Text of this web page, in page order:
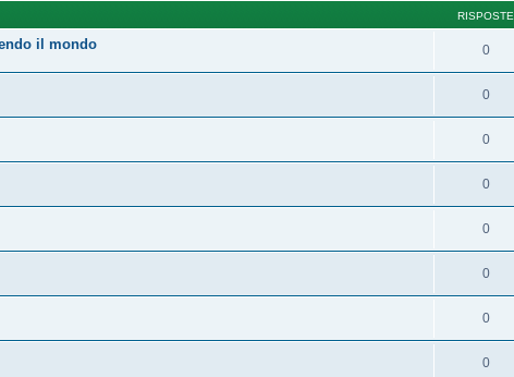
RISPOSTE
il mondo 0
0
0
0
0
0
0
0